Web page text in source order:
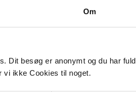
Om
Dit besøg er anonymt og du har fuld
vi ikke Cookies til noget.